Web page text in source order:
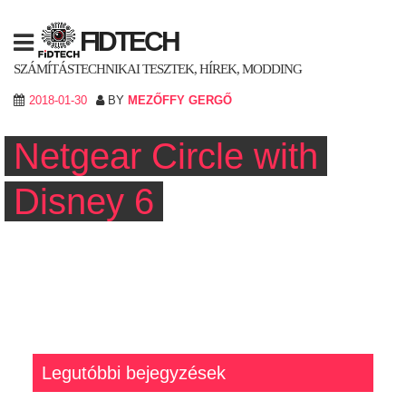
content
FIDTECH
SZÁMÍTÁSTECHNIKAI TESZTEK, HÍREK, MODDING
2018-01-30 BY MEZŐFFY GERGŐ
Netgear Circle with
Disney 6
Legutóbbi bejegyzések